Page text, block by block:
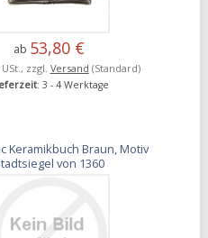
ab 53,80 €
zzgl. Versand (Standard)
: 3 - 4 Werktage
Keramikbuch Braun, Motiv
von 1360